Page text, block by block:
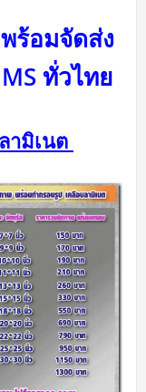
ร้อมจัดส่ง
ทั่วไทย
ามิเนต